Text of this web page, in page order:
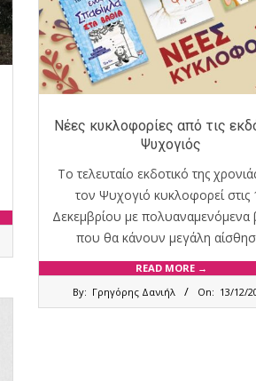
Νέες κυκλοφορίες από τις
Ψυχογιός
Το τελευταίο εκδοτικό της
τον Ψυχογιό κυκλοφορεί στις
Δεκεμβρίου με πολυαναμενόμενα
που θα κάνουν μεγάλη
READ MORE →
By: Γρηγόρης Δανιήλ On: 13/12/